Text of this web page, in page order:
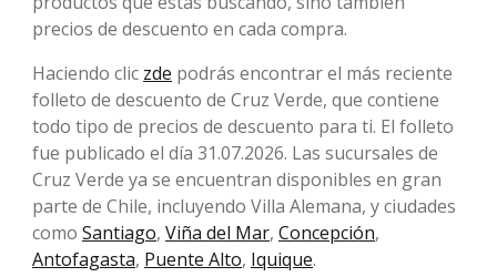
precios de descuento en cada compra.
Haciendo clic zde podrás encontrar el más reciente
folleto de descuento de Cruz Verde, que contiene
todo tipo de precios de descuento para ti. El folleto
fue publicado el día 31.07.2026. Las sucursales de
Cruz Verde ya se encuentran disponibles en gran
parte de Chile, incluyendo Villa Alemana, y ciudades
como Santiago, Viña del Mar, Concepción,
Antofagasta, Puente Alto, Iquique.